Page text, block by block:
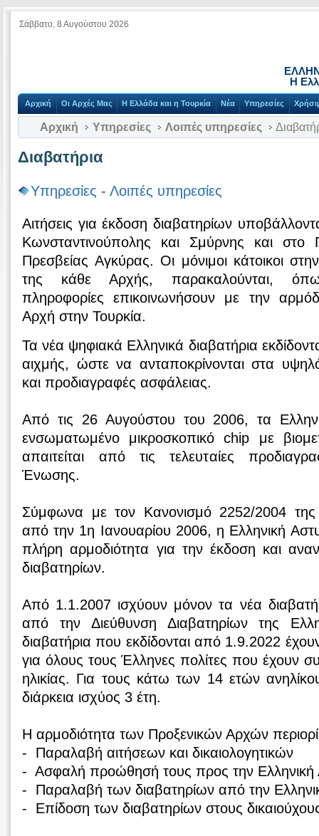
Σάββατο, 8 Αυγούστου 2026
Η
Αρχική Οι Αρχές Μας Η Ελλάδα και η Τουρκία Νέα Υπηρεσίες
Αρχική Υπηρεσίες Λοιπές υπηρεσίες
Διαβατήρια
Υπηρεσίες - Λοιπές υπηρεσίες
Αιτήσεις για έκδοση διαβατηρίων
Κωνσταντινούπολης και Σμύρνης και στο
Πρεσβείας Αγκύρας. Οι μόνιμοι κάτοικοι
της κάθε Αρχής, παρακαλούνται,
πληροφορίες επικοινωνήσουν με την
Αρχή στην Τουρκία.
Τα νέα ψηφιακά Ελληνικά διαβατήρια
αιχμής, ώστε να ανταποκρίνονται στα
και προδιαγραφές ασφάλειας.
Από τις 26 Αυγούστου του 2006, τα
ενσωματωμένο μικροσκοπικό chip με
απαιτείται από τις τελευταίες
Ένωσης.
Σύμφωνα με τον Κανονισμό 2252/2004
από την 1η Ιανουαρίου 2006, η Ελληνική
πλήρη αρμοδιότητα για την έκδοση και
διαβατηρίων.
Από 1.1.2007 ισχύουν μόνον τα νέα
από την Διεύθυνση Διαβατηρίων της
διαβατήρια που εκδίδονται από 1.9.2022
για όλους τους Έλληνες πολίτες που έχουν
ηλικίας. Για τους κάτω των 14 ετών
διάρκεια ισχύος 3 έτη.
Η αρμοδιότητα των Προξενικών Αρχών
- Παραλαβή αιτήσεων και δικαιολογητικών
- Ασφαλή προώθησή τους προς την Ελληνική
- Παραλαβή των διαβατηρίων από την
- Επίδοση των διαβατηρίων στους